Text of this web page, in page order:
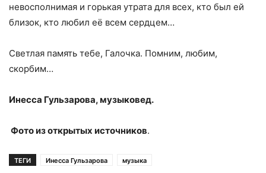
невосполнимая и горькая утрата для всех, кто был ей
близок, кто любил её всем сердцем…
Светлая память тебе, Галочка. Помним, любим,
скорбим…
Инесса Гульзарова, музыковед.
Фото из открытых источников.
ТЕГИ Инесса Гульзарова музыка